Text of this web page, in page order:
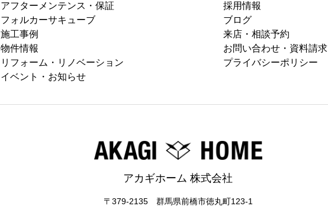
アフターメンテンス・保証
フォルカーサキューブ
施工事例
物件情報
リフォーム・リノベーション
イベント・お知らせ
採用情報
ブログ
来店・相談予約
お問い合わせ・資料請求
プライバシーポリシー
アカギホーム 株式会社
〒379-2135 群馬県前橋市徳丸町123-1